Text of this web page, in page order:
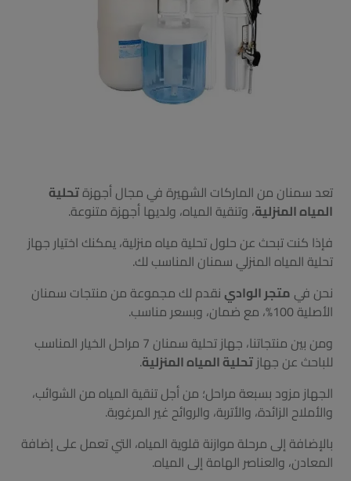
تعد سمنان من الماركات الشهيرة في مجال أجهزةتحلية
المياه المنزلية، وتنقية المياه، ولديها أجهزة متنوعة.
فإذا كنت تبحث عن حلول تحلية مياه منزلية، يمكنك اختيار جهاز
تحلية المياه المنزلي سمنان المناسب لك.
نحن فيمتجر الوادينقدم لك مجموعة من منتجات سمنان
الأصلية 100%، مع ضمان، وبسعر مناسب.
ومن بين منتجاتنا، جهاز تحلية سمنان 7 مراحل الخيار المناسب
للباحث عن جهازتحلية المياه المنزلية.
الجهاز مزود بسبعة مراحل؛ من أجل تنقية المياه من الشوائب،
والأملاح الزائدة، والأتربة، والروائح غير المرغوبة.
بالإضافة إلى مرحلة موازنة قلوية المياه، التي تعمل على إضافة
المعادن، والعناصر الهامة إلى المياه.